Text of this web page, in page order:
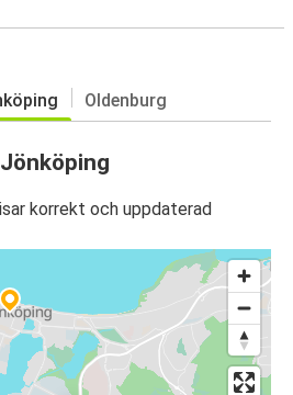
Oldenburg
korrekt och uppdaterad